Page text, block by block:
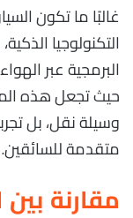
غالبًا ما تكون
التكنولوجيا
البرمجية عبر
حيث تجعل هذه
وسيلة نقل، بل
متقدمة للسائقين.
مقارنة بين